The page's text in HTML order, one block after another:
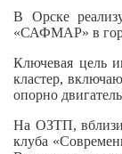
В Орске
«САФМАР» в
Ключевая цель
кластер,
опорно
На ОЗТП,
клуба